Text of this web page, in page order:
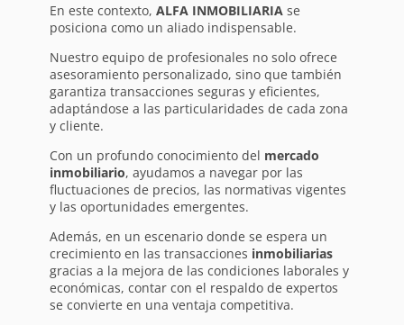
En este contexto, ALFA INMOBILIARIAse
posiciona como un aliado indispensable.
Nuestro equipo de profesionales no solo ofrece
asesoramiento personalizado, sino que también
garantiza transacciones seguras y eficientes,
adaptándose a las particularidades de cada zona
y cliente.
Con un profundo conocimiento del mercado
inmobiliario, ayudamos a navegar por las
fluctuaciones de precios, las normativas vigentes
y las oportunidades emergentes.
Además, en un escenario donde se espera un
crecimiento en las transacciones inmobiliarias
gracias a la mejora de las condiciones laborales y
económicas, contar con el respaldo de expertos
se convierte en una ventaja competitiva.